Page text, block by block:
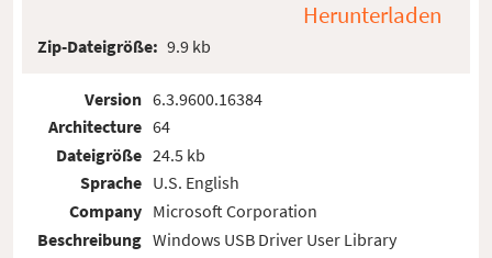
Herunterladen
Zip-Dateigröße: 9.9 kb
Version
Architecture
Dateigröße
Sprache
Company
Beschreibung
6.3.9600.16384
64
24.5 kb
U.S. English
Microsoft Corporation
Windows USB Driver User Library